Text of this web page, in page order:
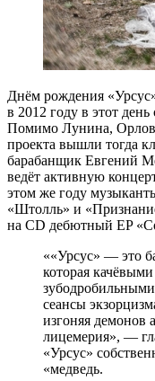
Днём рождения
в 2012 году в этот
Помимо Лунина,
проекта вышли тогда
барабанщик Евгений
ведёт активную
этом же году
«Штолль» и
на CD дебютный EP
««Урсус» — это
которая
сеансы
изгоняя демонов
лицемерия», —
«Урсус»
«медведь.